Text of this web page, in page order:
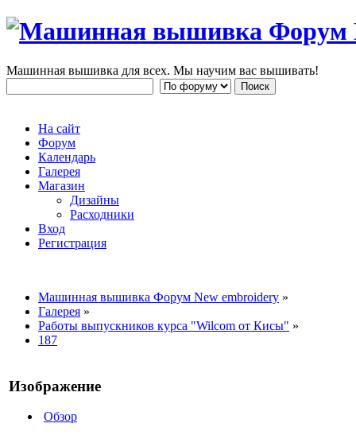
Машинная вышивка для всех. Мы научим вас вышивать!
На сайт
Форум
Календарь
Галерея
Магазин
Дизайны
Расходники
Вход
Регистрация
Машинная вышивка Форум New embroidery »
Галерея »
Работы выпускников курса "Wilcom от Кисы" »
187
Изображение
Обзор